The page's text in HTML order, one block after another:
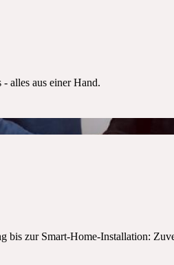
alles aus einer Hand.
bis zur Smart-Home-Installation: